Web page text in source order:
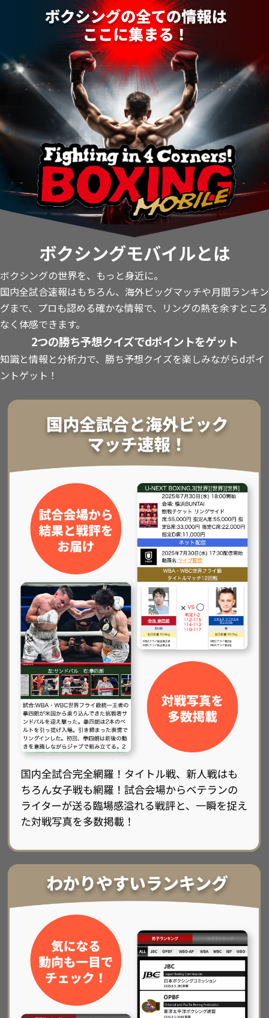
ボクシングモバイルとは
ボクシングの世界を、もっと身近に。
国内全試合速報はもちろん、海外ビッグマッチや月間ランキン
グまで、プロも認める確かな情報で、リングの熱を余すところ
なく体感できます。
2つの勝ち予想クイズでdポイントをゲット
知識と情報と分析力で、勝ち予想クイズを楽しみながらdポイ
ントゲット！